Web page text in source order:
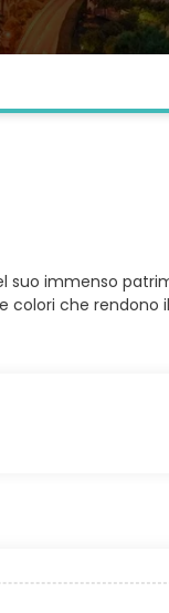
suo immenso
colori che rendono